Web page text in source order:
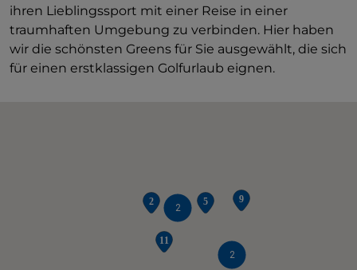
ihren Lieblingssport mit einer Reise in einer
traumhaften Umgebung zu verbinden. Hier haben
wir die schönsten Greens für Sie ausgewählt, die sich
für einen erstklassigen Golfurlaub eignen.
2
2